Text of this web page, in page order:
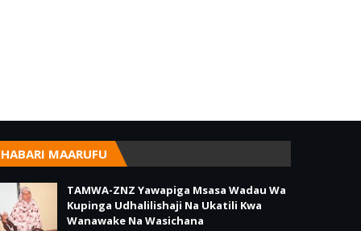
HABARI MAARUFU
TAMWA-ZNZ Yawapiga Msasa Wadau Wa
Kupinga Udhalilishaji Na Ukatili Kwa
Wanawake Na Wasichana